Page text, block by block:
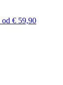
od € 59,90